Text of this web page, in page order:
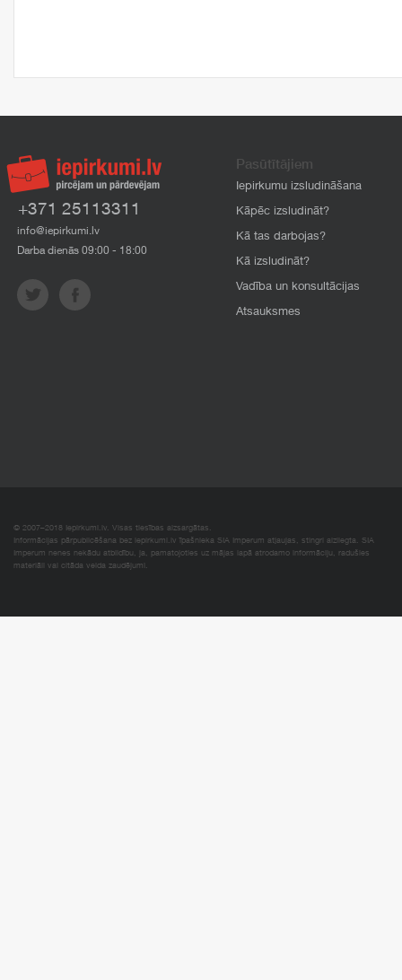
+371 25113311
info@iepirkumi.lv
Darba dienās 09:00 - 18:00
Pasūtītājiem
Iepirkumu izsludināšana
Kāpēc izsludināt?
Kā tas darbojas?
Kā izsludināt?
Vadība un konsultācijas
Atsauksmes
© 2007–2018 Iepirkumi.lv. Visas tiesības aizsargātas.
Informācijas pārpublicēšana bez iepirkumi.lv īpašnieka SIA Imperum atļaujas, stingri aizliegta. SIA
Imperum nenes nekādu atbildību, ja, pamatojoties uz mājas lapā atrodamo informāciju, radušies
materiāli vai citāda veida zaudējumi.